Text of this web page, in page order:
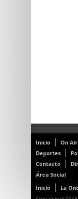
Inicio On Air
Deportes
Contacto
Área Social
Inicio
La